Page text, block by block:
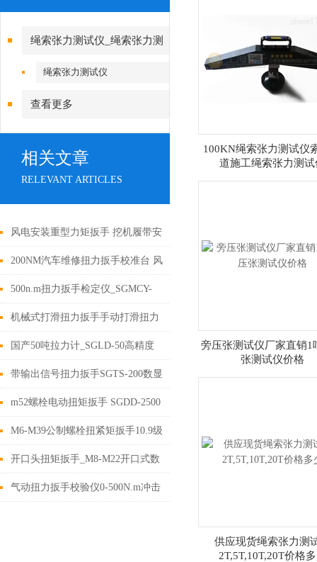
绳索张力测试仪_绳索张力测
试仪 绳索张力测试仪
查看更多
相关文章
RELEVANT ARTICLES
风电安装重型力矩扳手 挖机履带安
装预置式扳手 预置扭矩扳手厂家
200NM汽车维修扭力扳手校准台 风
电设备扭力扳手检定台
500n.m扭力扳手检定仪_SGMCY-
500数显扭矩扳手校准仪价格
机械式打滑扭力扳手手动打滑扭力
扳手定值打滑扭力扳手价格
国产50吨拉力计_SGLD-50高精度
无线式数显拉力检测仪价格
带输出信号扭力扳手SGTS-200数显
式无线信号输出扭力扳手
m52螺栓电动扭矩扳手 SGDD-2500
定值式电动扭力扳手价格
M6-M39公制螺栓扭紧矩扳手10.9级
高强螺栓公斤扭力扳手厂家
开口头扭矩扳手_M8-M22开口式数
显扭矩扳手_叉口力矩扳子价格
气动扭力扳手校验仪0-500N.m冲击
100KN绳索张力测试仪
道施工绳索张力测试
旁压张测试仪厂家直销1
张测试仪价格
供应现货绳索张力测
2T,5T,10T,20T价格